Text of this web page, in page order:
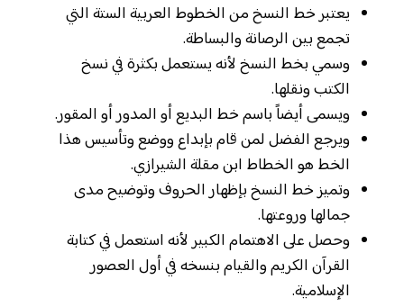
يعتبر خط النسخ من الخطوط العربية الستة التي
تجمع بين الرصانة والبساطة.
وسمي بخط النسخ لأنه يستعمل بكثرة في نسخ
الكتب ونقلها.
ويسمى أيضاً باسم خط البديع أو المدور أو المقور.
ويرجع الفضل لمن قام بإبداع ووضع وتأسيس هذا
الخط هو الخطاط ابن مقلة الشيرازي.
وتميز خط النسخ بإظهار الحروف وتوضيح مدى
جمالها وروعتها.
وحصل على الاهتمام الكبير لأنه استعمل في كتابة
القرآن الكريم والقيام بنسخه في أول العصور
الإسلامية.